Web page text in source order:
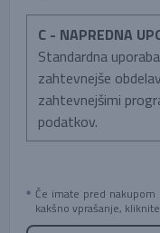
C - NAPREDNA
Standardna
zahtevnejše
zahtevnejšimi
podatkov.
Če imate pred
kakšno vprašanje,